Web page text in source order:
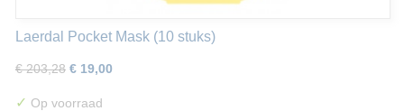
Laerdal Pocket Mask (10 stuks)
€ 203,28 € 19,00
✓ Op voorraad